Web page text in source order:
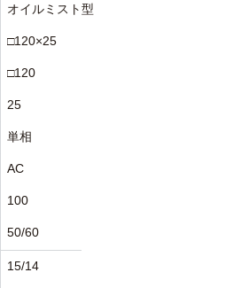
オイルミスト型
□120×25
□120
25
単相
AC
100
50/60
15/14